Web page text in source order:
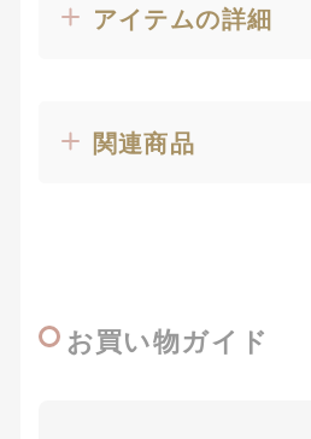
アイテムの詳細
関連商品
お買い物ガイド